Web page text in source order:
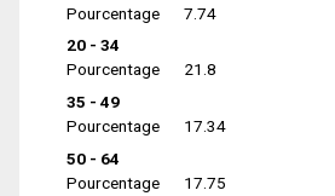
Pourcentage
7.74
20 - 34
Pourcentage
21.8
35 - 49
Pourcentage
17.34
50 - 64
Pourcentage
17.75